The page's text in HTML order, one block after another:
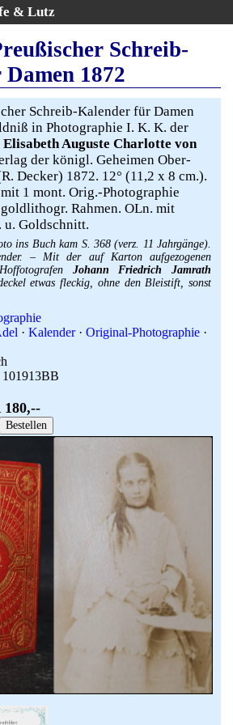
& Lutz
Schreib-
1872
Schreib-Kalender für Damen
in Photographie I. K. K. der
Auguste Charlotte von
der königl. Geheimen Ober-
Decker) 1872. 12° (11,2 x 8 cm.).
1 mont. Orig.-Photographie
Rahmen. OLn. mit
u. Goldschnitt.
ins Buch kam S. 368 (verz. 11 Jahrgänge).
– Mit der auf Karton aufgezogenen
Johann Friedrich Jamrath
etwas fleckig, ohne den Bleistift, sonst
· Kalender· Original-Photographie ·
101913BB
180,--